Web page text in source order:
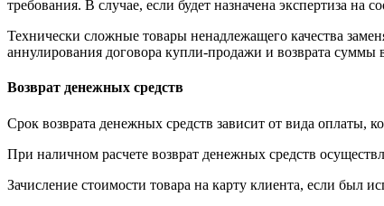
требования. В случае, если будет назначена экспертиза
Технически сложные товары ненадлежащего качества
аннулирования договора купли-продажи и возврата суммы
Возврат денежных средств
Срок возврата денежных средств зависит от вида оплаты,
При наличном расчете возврат денежных средств
Зачисление стоимости товара на карту клиента, если был